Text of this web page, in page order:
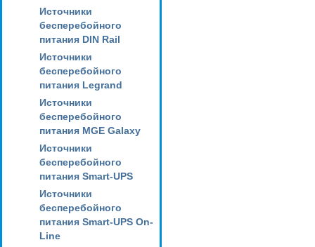
Источники
бесперебойного
питания DIN Rail
Источники
бесперебойного
питания Legrand
Источники
бесперебойного
питания MGE Galaxy
Источники
бесперебойного
питания Smart-UPS
Источники
бесперебойного
питания Smart-UPS On-
Line